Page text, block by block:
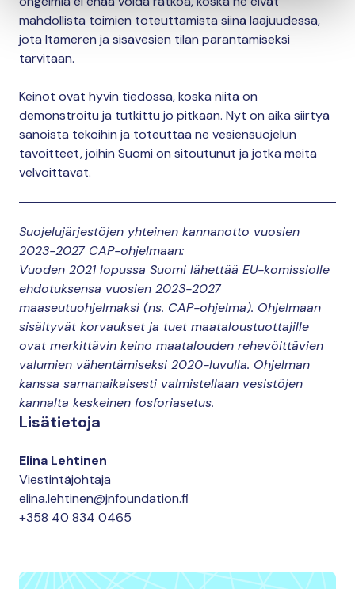
Lisätietoja
Elina Lehtinen
Viestintäjohtaja
elina.lehtinen@jnfoundation.fi
+358 40 834 0465
mahdollista toimien toteuttamista siinä laajuudessa,
jota Itämeren ja sisävesien tilan parantamiseksi
tarvitaan.
Keinot ovat hyvin tiedossa, koska niitä on
demonstroitu ja tutkittu jo pitkään. Nyt on aika siirtyä
sanoista tekoihin ja toteuttaa ne vesiensuojelun
tavoitteet, joihin Suomi on sitoutunut ja jotka meitä
velvoittavat.
Suojelujärjestöjen yhteinen kannanotto vuosien
2023-2027 CAP-ohjelmaan:
Vuoden 2021 lopussa Suomi lähettää EU-komissiolle
ehdotuksensa vuosien 2023-2027
maaseutuohjelmaksi (ns. CAP-ohjelma). Ohjelmaan
sisältyvät korvaukset ja tuet maataloustuottajille
ovat merkittävin keino maatalouden rehevöittävien
valumien vähentämiseksi 2020-luvulla. Ohjelman
kanssa samanaikaisesti valmistellaan vesistöjen
kannalta keskeinen fosforiasetus.